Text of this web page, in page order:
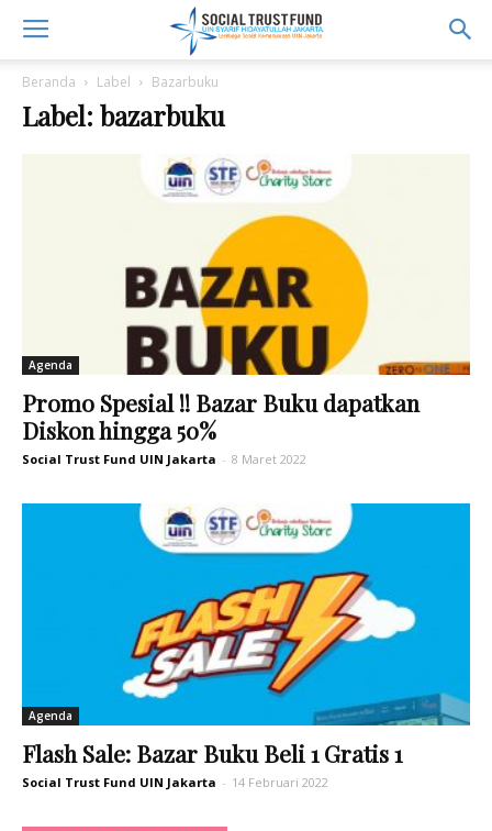
Beranda Label Bazarbuku
Label: bazarbuku
Agenda
Promo Spesial !! Bazar Buku dapatkan
Diskon hingga 50%
Social Trust Fund UIN Jakarta - 8 Maret 2022
Agenda
Flash Sale: Bazar Buku Beli 1 Gratis 1
Social Trust Fund UIN Jakarta - 14 Februari 2022